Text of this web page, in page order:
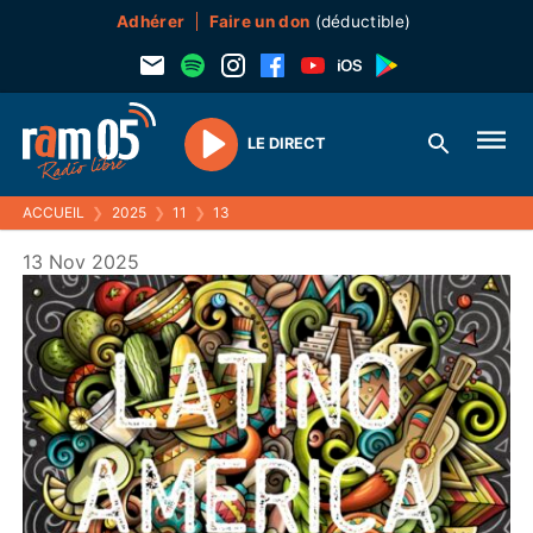
Adhérer Faire un don (déductible)
Play
LE DIRECT
ACCUEIL ❯ 2025 ❯ 11 ❯ 13
13 Nov 2025